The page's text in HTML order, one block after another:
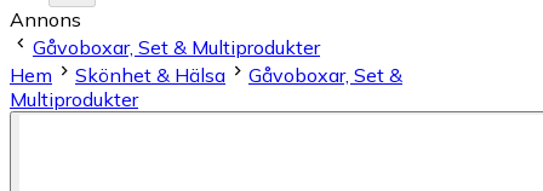
Annons
Gåvoboxar, Set & Multiprodukter
Hem
Skönhet & Hälsa
Gåvoboxar, Set &
Multiprodukter